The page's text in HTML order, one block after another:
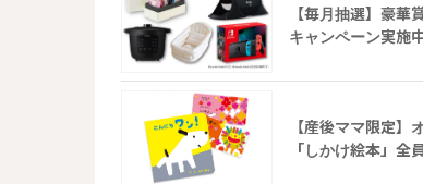
【毎月抽選】豪華
キャンペーン実施
【産後ママ限定】
「しかけ絵本」全